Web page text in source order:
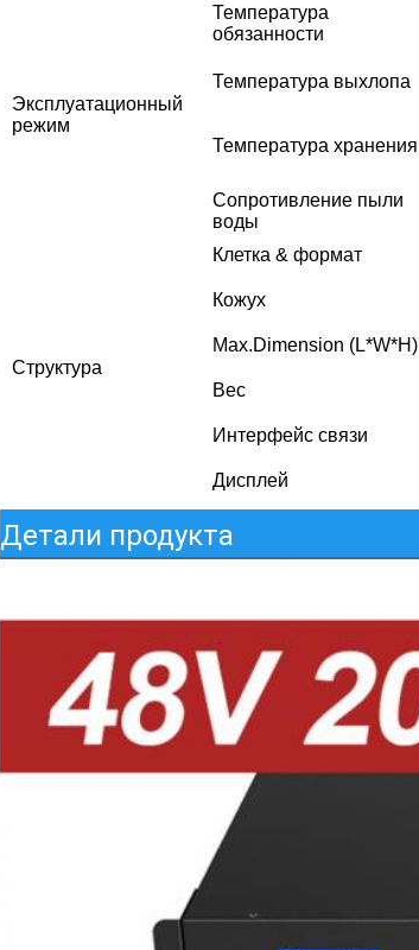
Эксплуатационный
режим
Температура
обязанности
Температура выхлопа
Температура хранения
Сопротивление пыли
воды
Структура
Клетка & формат
Кожух
Max.Dimension (L*W*H)
Вес
Интерфейс связи
Дисплей
Детали продукта